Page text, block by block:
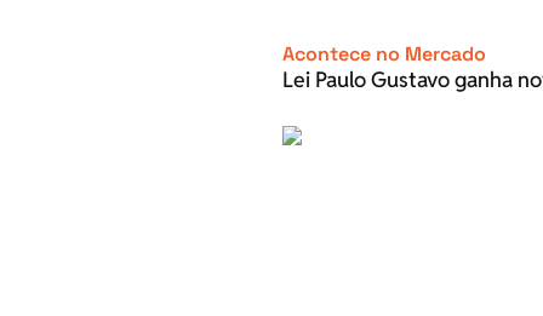
Acontece no Mercado
Lei Paulo Gustavo ganha